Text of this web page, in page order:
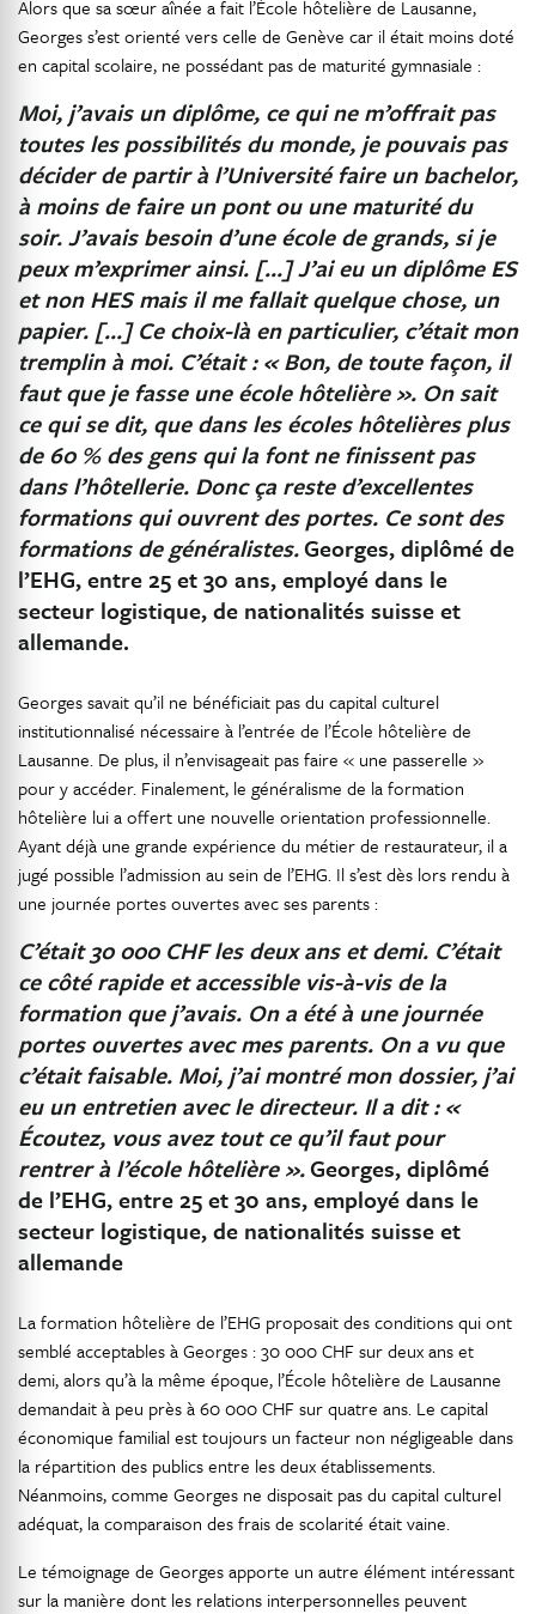
Alors que sa sœur aînée a fait l’École hôtelière de Lausanne,
Georges s’est orienté vers celle de Genève car il était moins doté
en capital scolaire, ne possédant pas de maturité gymnasiale :
Moi, j’avais un diplôme, ce qui ne m’offrait pas
toutes les possibilités du monde, je pouvais pas
décider de partir à l’Université faire un bachelor,
à moins de faire un pont ou une maturité du
soir. J’avais besoin d’une école de grands, si je
peux m’exprimer ainsi. […] J’ai eu un diplôme ES
et non HES mais il me fallait quelque chose, un
papier. […] Ce choix-là en particulier, c’était mon
tremplin à moi. C’était : « Bon, de toute façon, il
faut que je fasse une école hôtelière ». On sait
ce qui se dit, que dans les écoles hôtelières plus
de 60 % des gens qui la font ne finissent pas
dans l’hôtellerie. Donc ça reste d’excellentes
formations qui ouvrent des portes. Ce sont des
formations de généralistes.Georges, diplômé de
l’EHG, entre 25 et 30 ans, employé dans le
secteur logistique, de nationalités suisse et
allemande.
Georges savait qu’il ne bénéficiait pas du capital culturel
institutionnalisé nécessaire à l’entrée de l’École hôtelière de
Lausanne. De plus, il n’envisageait pas faire « une passerelle »
pour y accéder. Finalement, le généralisme de la formation
hôtelière lui a offert une nouvelle orientation professionnelle.
Ayant déjà une grande expérience du métier de restaurateur, il a
jugé possible l’admission au sein de l’EHG. Il s’est dès lors rendu à
une journée portes ouvertes avec ses parents :
C’était 30 000 CHF les deux ans et demi. C’était
ce côté rapide et accessible vis-à-vis de la
formation que j’avais. On a été à une journée
portes ouvertes avec mes parents. On a vu que
c’était faisable. Moi, j’ai montré mon dossier, j’ai
eu un entretien avec le directeur. Il a dit : «
Écoutez, vous avez tout ce qu’il faut pour
rentrer à l’école hôtelière ».Georges, diplômé
de l’EHG, entre 25 et 30 ans, employé dans le
secteur logistique, de nationalités suisse et
allemande
La formation hôtelière de l’EHG proposait des conditions qui ont
semblé acceptables à Georges : 30 000 CHF sur deux ans et
demi, alors qu’à la même époque, l’École hôtelière de Lausanne
demandait à peu près à 60 000 CHF sur quatre ans. Le capital
économique familial est toujours un facteur non négligeable dans
la répartition des publics entre les deux établissements.
Néanmoins, comme Georges ne disposait pas du capital culturel
adéquat, la comparaison des frais de scolarité était vaine.
Le témoignage de Georges apporte un autre élément intéressant
sur la manière dont les relations interpersonnelles peuvent